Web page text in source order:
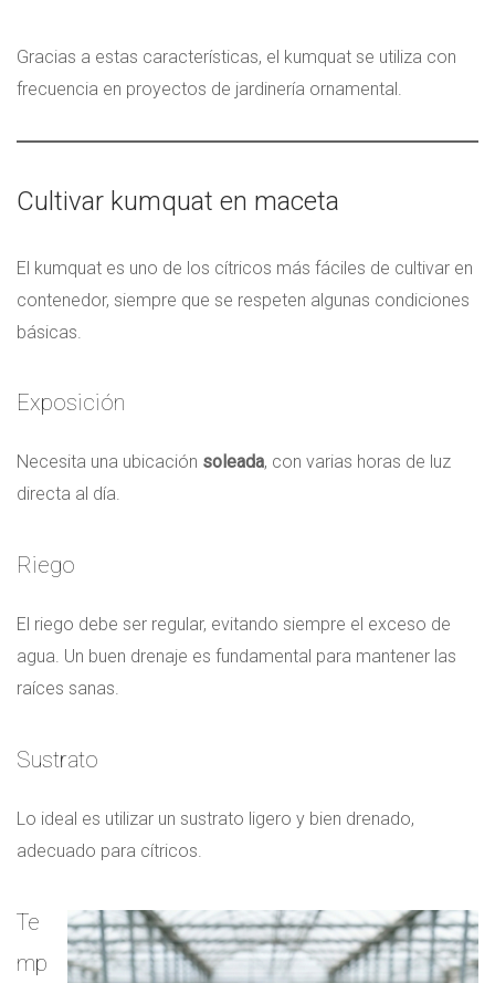
Gracias a estas características, el kumquat se utiliza con
frecuencia en proyectos de jardinería ornamental.
Cultivar kumquat en maceta
El kumquat es uno de los cítricos más fáciles de cultivar en
contenedor, siempre que se respeten algunas condiciones
básicas.
Exposición
Necesita una ubicación soleada, con varias horas de luz
directa al día.
Riego
El riego debe ser regular, evitando siempre el exceso de
agua. Un buen drenaje es fundamental para mantener las
raíces sanas.
Sustrato
Lo ideal es utilizar un sustrato ligero y bien drenado,
adecuado para cítricos.
Te
mp